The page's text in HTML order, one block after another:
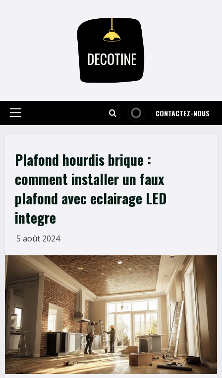
Primary
CONTACTEZ-NOUS
Plafond hourdis brique :
comment installer un faux
plafond avec eclairage LED
integre
5 août 2024